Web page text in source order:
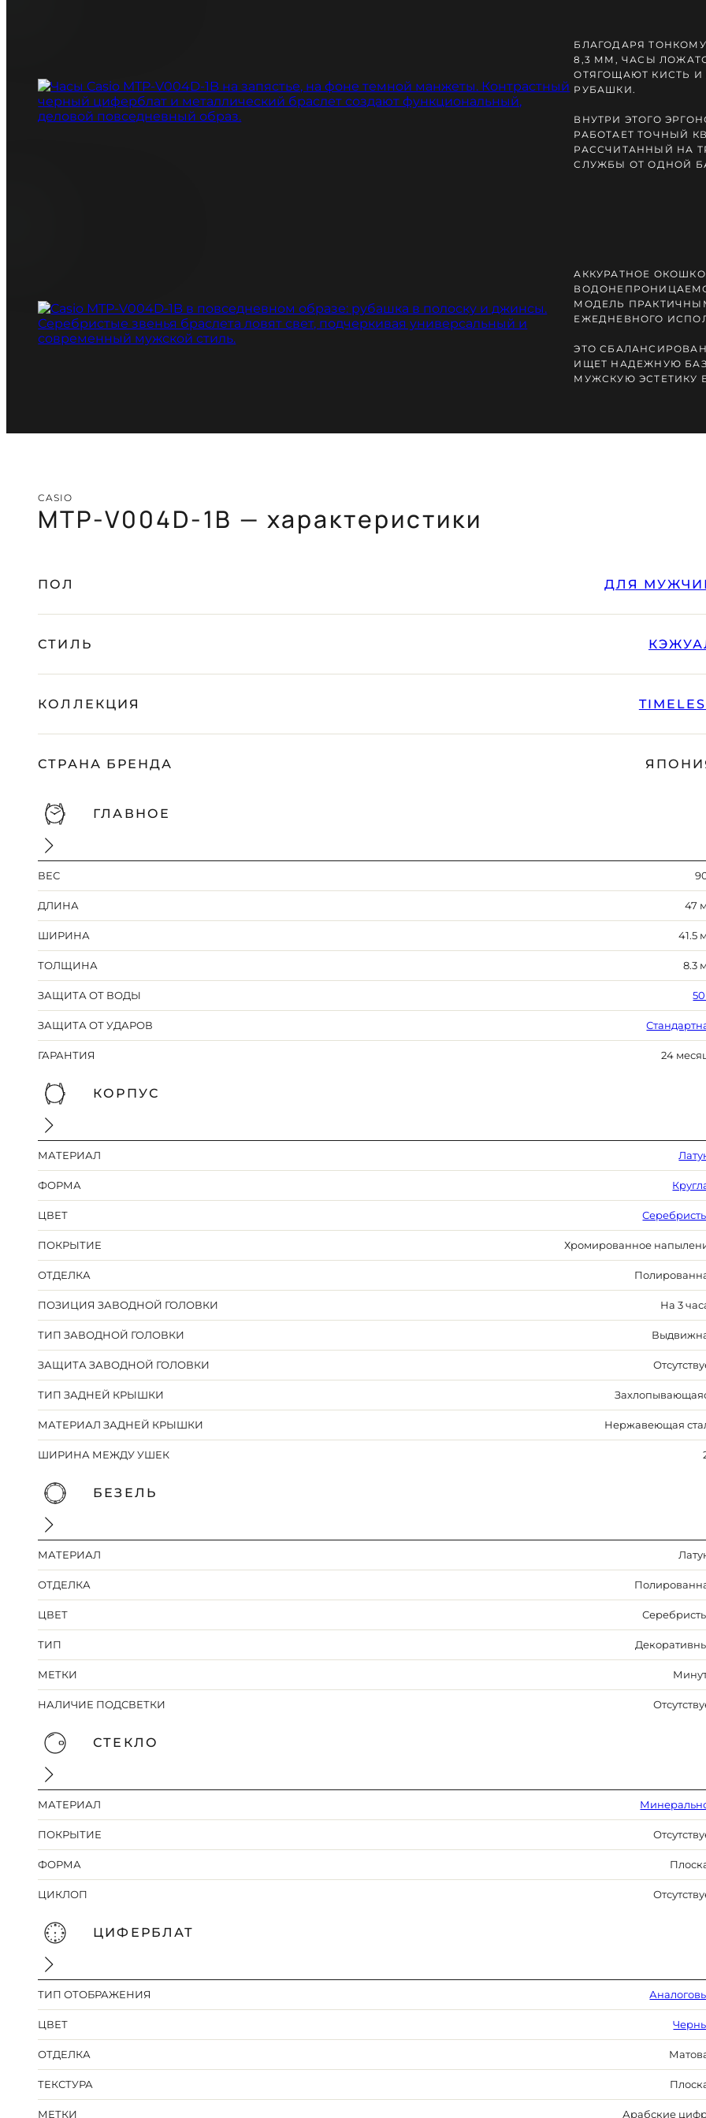
БЛАГОДАРЯ
8,3 ММ, ЧАСЫ
ОТЯГОЩАЮТ КИСТЬ
РУБАШКИ.
ВНУТРИ ЭТОГО
РАБОТАЕТ ТОЧНЫЙ
РАССЧИТАННЫЙ НА
СЛУЖБЫ ОТ ОДНОЙ
АККУРАТНОЕ
МОДЕЛЬ
ЕЖЕДНЕВНОГО
ЭТО
ИЩЕТ НАДЕЖНУЮ
МУЖСКУЮ ЭСТЕТИКУ
CASIO
MTP-V004D-1B — характеристики
ПОЛ ДЛЯ
СТИЛЬ
КОЛЛЕКЦИЯ
СТРАНА БРЕНДА
ГЛАВНОЕ
ВЕС
ДЛИНА 47
ШИРИНА 41.5
ТОЛЩИНА 8.3
ЗАЩИТА ОТ ВОДЫ
ЗАЩИТА ОТ УДАРОВ
ГАРАНТИЯ 24
КОРПУС
МАТЕРИАЛ
ФОРМА
ЦВЕТ
ПОКРЫТИЕ Хромированное
ОТДЕЛКА
ПОЗИЦИЯ ЗАВОДНОЙ ГОЛОВКИ На 3
ТИП ЗАВОДНОЙ ГОЛОВКИ
ЗАЩИТА ЗАВОДНОЙ ГОЛОВКИ
ТИП ЗАДНЕЙ КРЫШКИ
МАТЕРИАЛ ЗАДНЕЙ КРЫШКИ Нержавеющая
ШИРИНА МЕЖДУ УШЕК
БЕЗЕЛЬ
МАТЕРИАЛ
ОТДЕЛКА
ЦВЕТ
ТИП
МЕТКИ
НАЛИЧИЕ ПОДСВЕТКИ
СТЕКЛО
МАТЕРИАЛ
ПОКРЫТИЕ
ФОРМА
ЦИКЛОП
ЦИФЕРБЛАТ
ТИП ОТОБРАЖЕНИЯ
ЦВЕТ
ОТДЕЛКА
ТЕКСТУРА
МЕТКИ Арабские